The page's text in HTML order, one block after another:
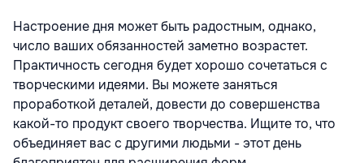
Настроение дня может быть радостным, однако,
число ваших обязанностей заметно возрастет.
Практичность сегодня будет хорошо сочетаться с
творческими идеями. Вы можете заняться
проработкой деталей, довести до совершенства
какой-то продукт своего творчества. Ищите то, что
объединяет вас с другими людьми - этот день